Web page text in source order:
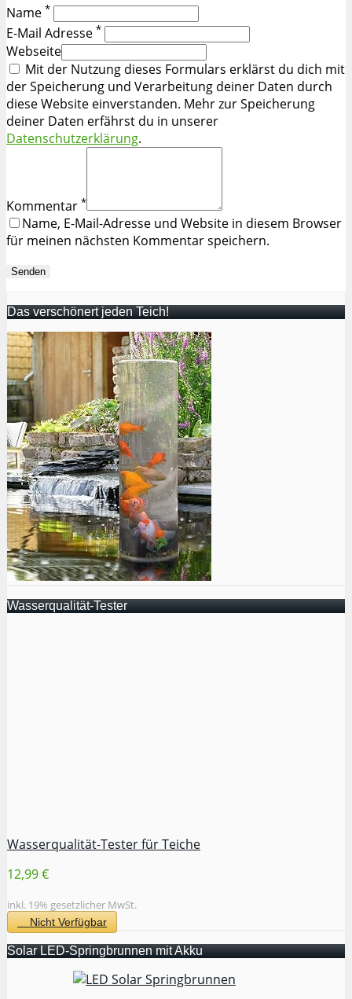
Name *
E-Mail Adresse *
Webseite
Mit der Nutzung dieses Formulars erklärst du dich mit
der Speicherung und Verarbeitung deiner Daten durch
diese Website einverstanden. Mehr zur Speicherung
deiner Daten erfährst du in unserer
Datenschutzerklärung.
Kommentar *
Name, E-Mail-Adresse und Website in diesem Browser
für meinen nächsten Kommentar speichern.
Das verschönert jeden Teich!
Wasserqualität-Tester
Wasserqualität-Tester für Teiche
12,99 €
inkl. 19% gesetzlicher MwSt.
Nicht Verfügbar
Solar LED-Springbrunnen mit Akku